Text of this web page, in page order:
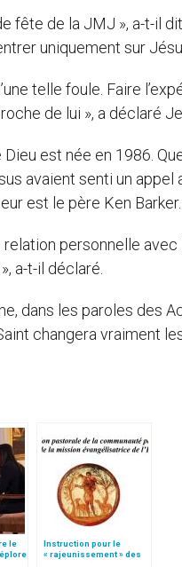
fête de la JMJ », a-t-il
uniquement sur
telle foule. Faire
de lui », a déclaré
est née en 1986.
avaient senti un appel
est le père Ken Barker.
personnelle avec
a-t-il déclaré.
dans les paroles des
changera vraiment
le
Instruction pour le
« rajeunissement » des